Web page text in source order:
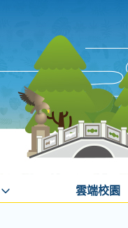
雲端校園